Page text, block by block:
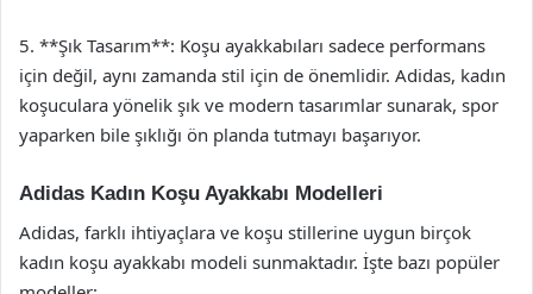
5. **Şık Tasarım**: Koşu ayakkabıları sadece performans
için değil, aynı zamanda stil için de önemlidir. Adidas, kadın
koşuculara yönelik şık ve modern tasarımlar sunarak, spor
yaparken bile şıklığı ön planda tutmayı başarıyor.
Adidas Kadın Koşu Ayakkabı Modelleri
Adidas, farklı ihtiyaçlara ve koşu stillerine uygun birçok
kadın koşu ayakkabı modeli sunmaktadır. İşte bazı popüler